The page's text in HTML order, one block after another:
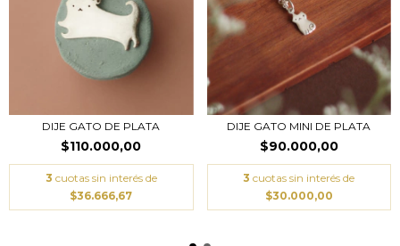
DIJE GATO DE PLATA
$110.000,00
3 cuotas sin interés de
$36.666,67
DIJE GATO MINI DE PLATA
$90.000,00
3 cuotas sin interés de
$30.000,00